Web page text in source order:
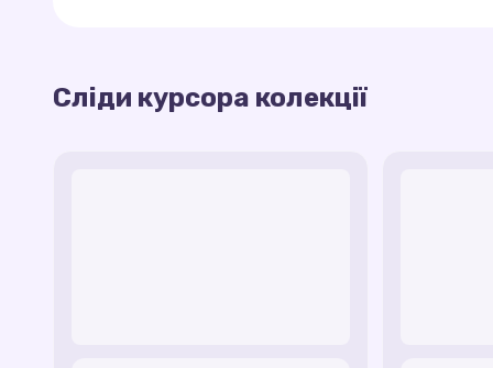
Ця колекція створює магічну атмосферу і
Сліди курсора колекції